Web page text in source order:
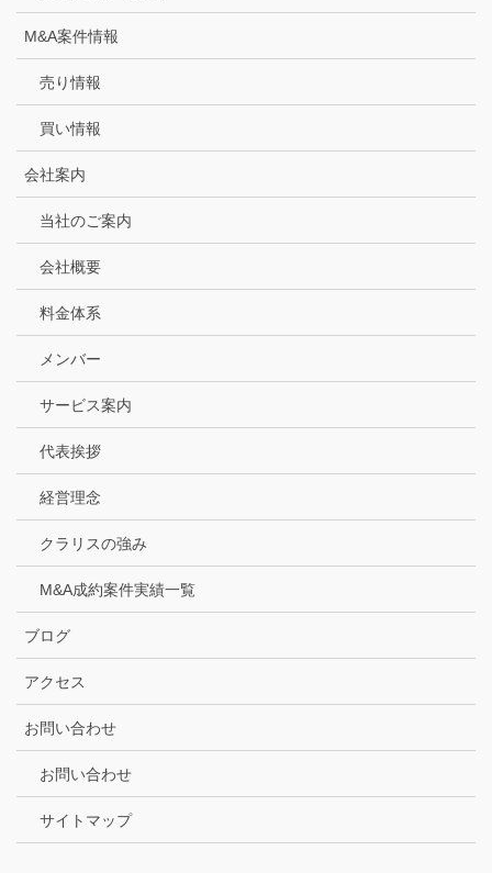
M&A案件情報
売り情報
買い情報
会社案内
当社のご案内
会社概要
料金体系
メンバー
サービス案内
代表挨拶
経営理念
クラリスの強み
M&A成約案件実績一覧
ブログ
アクセス
お問い合わせ
お問い合わせ
サイトマップ